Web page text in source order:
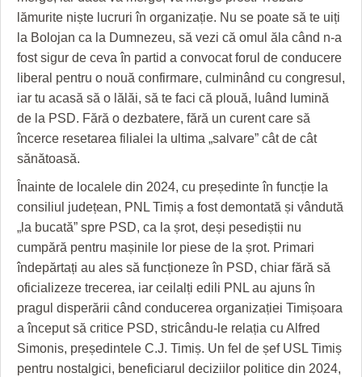
lămurite niște lucruri în organizație. Nu se poate să te uiți
la Bolojan ca la Dumnezeu, să vezi că omul ăla când n-a
fost sigur de ceva în partid a convocat forul de conducere
liberal pentru o nouă confirmare, culminând cu congresul,
iar tu acasă să o lălăi, să te faci că plouă, luând lumină
de la PSD. Fără o dezbatere, fără un curent care să
încerce resetarea filialei la ultima „salvare” cât de cât
sănătoasă.
Înainte de localele din 2024, cu președinte în funcție la
consiliul județean, PNL Timiș a fost demontată și vândută
„la bucată” spre PSD, ca la șrot, deși pesediștii nu
cumpără pentru mașinile lor piese de la șrot. Primari
îndepărtați au ales să funcționeze în PSD, chiar fără să
oficializeze trecerea, iar ceilalți edili PNL au ajuns în
pragul disperării când conducerea organizației Timișoara
a început să critice PSD, stricându-le relația cu Alfred
Simonis, președintele C.J. Timiș. Un fel de șef USL Timiș
pentru nostalgici, beneficiarul deciziilor politice din 2024,